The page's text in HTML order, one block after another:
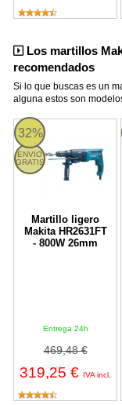
Los martillos
recomendados
Si lo que buscas es un
alguna estos son
32%
ENVIO
GRATIS
Martillo ligero
Makita HR2631FT
- 800W 26mm
Entrega 24h
469,48 €
319,25 € IVA incl.
Martillo ligero